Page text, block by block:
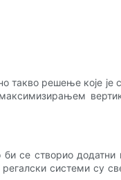
такво решење које је
би се створио
системи су